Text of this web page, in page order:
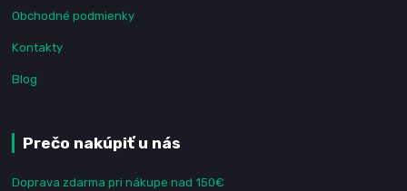
Obchodné podmienky
Kontakty
Blog
Prečo nakúpiť u nás
Doprava zdarma pri nákupe nad 150€